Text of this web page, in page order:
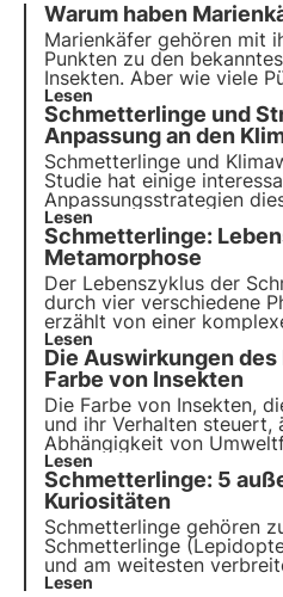
Warum haben
Marienkäfer gehören mit
Punkten zu den
Insekten. Aber wie viele
Marienkäfer? Was ist ihre
Bedeutung haben sie? In
beantworten wir mit Hilfe
Studien die am
diesem Thema.
Lesen
Schmetterlinge und
Anpassung an den
Schmetterlinge und
Studie hat einige
Anpassungsstrategien
in Spanien und im
aufgezeigt. Lesen Sie in
die Forschungsergebnisse
auf die Artenvielfalt.
Lesen
Schmetterlinge:
Metamorphose
Der Lebenszyklus der
durch vier verschiedene
erzählt von einer
durch ein Phänomen
erfolgt. Erfahren Sie in
die Dynamik dieses
eine interessante
der Schmetterlinge.
Lesen
Die Auswirkungen
Farbe von Insekten
Die Farbe von Insekten,
und ihr Verhalten steuert,
Abhängigkeit von
& Evolution
sich der Klimawandel auf
und die Kommunikation,
physiologischen
Lesen
Schmetterlinge: 5
Kuriositäten
Schmetterlinge gehören
Schmetterlinge
und am weitesten
Wussten Sie, dass nicht
Lesen